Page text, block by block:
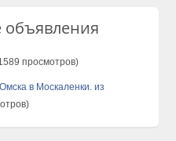
просмотров)
в Москаленки. из